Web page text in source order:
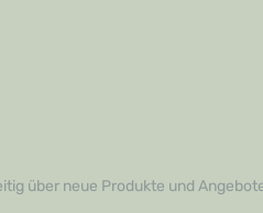
über neue Produkte und